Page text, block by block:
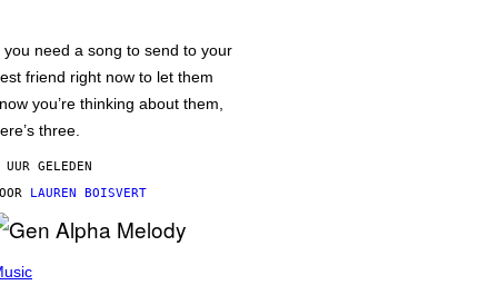
you need a song to send to your
friend right now to let them
you’re thinking about them,
three.
GELEDEN
LAUREN BOISVERT